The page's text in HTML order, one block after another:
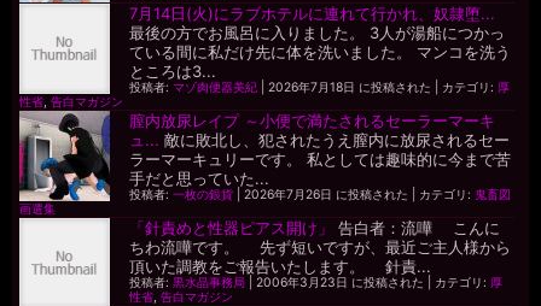
7月14日(火)にラブホテルに連れて行かれ、奴隷堕...
最後の方でお風呂に入りました。 3人が湯船につかっ
ている間に私だけ先に体を洗いました。 マンコを洗う
ところは3...
投稿者:マゾ肉便器美紀 |2026年7月18日 に投稿された カテゴリ: 厚
性省,告白マガジン
膣内放尿レイプ ～小便で満たされるセーラーマーキ
ュ... 敵に敗北し、犯されたうえ膣内に放尿されるセー
ラーマーキュリーです。 私としては趣味的に今まで苦
手だと思っていた...
投稿者:一枚の銀貨 |2026年7月26日 に投稿された カテゴリ: 鬼畜図
画選集
「針責めと性器ピアス開け」
告白者：流嘩 こんに
ちわ流嘩です。 先ず短いですが、最近ご主人様から
頂いた調教をご報告いたします。 針責...
投稿者:黒水晶事務局 |2006年3月23日 に投稿された カテゴリ: 厚
性省,告白マガジン